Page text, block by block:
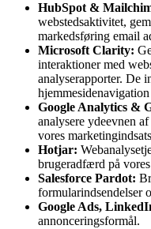
HubSpot &
webstedsaktivitet,
markedsføring email
Microsoft Clarity:
interaktioner med
analyserapporter. De
Google Analytics &
analysere ydeevnen
vores
Hotjar:
brugeradfærd på
Salesforce Pardot:
formularindsendelser
Google Ads,
annonceringsformål.